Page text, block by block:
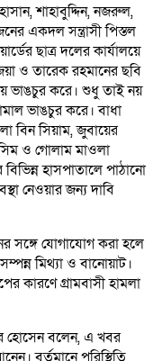
শাহাবুদ্দিন, নজরুল,
একদল সন্ত্রাসী পিস্তল
ছাত্র দলের কার্যালয়ে
ও তারেক রহমানের ছবি
ভাঙচুর করে। শুধু তাই নয়
ভাঙচুর করে। বাধা
বিন সিয়াম, জুবায়ের
ও গোলাম মাওলা
হাসপাতালে পাঠানো
নেওয়ার জন্য দাবি
সঙ্গে যোগাযোগ করা হলে
মিথ্যা ও বানোয়াট।
কারণে গ্রামবাসী হামলা
বলেন, এ খবর
বর্তমানে পরিস্থিতি